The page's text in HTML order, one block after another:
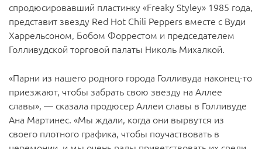
спродюсировавший пластинку «Freaky Styley» 1985 года,
представит звезду Red Hot Chili Peppers вместе с Вуди
Харрельсоном, Бобом Форрестом и председателем
Голливудской торговой палаты Николь Михалкой.
«Парни из нашего родного города Голливуда наконец-то
приезжают, чтобы забрать свою звезду на Аллее
славы», — сказала продюсер Аллеи славы в Голливуде
Ана Мартинес. «Мы ждали, когда они вырвутся из
своего плотного графика, чтобы поучаствовать в